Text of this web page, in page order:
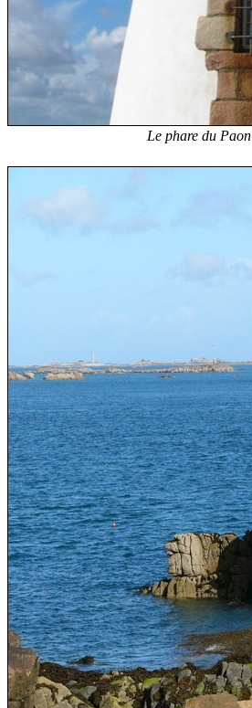
Le phare du Paon